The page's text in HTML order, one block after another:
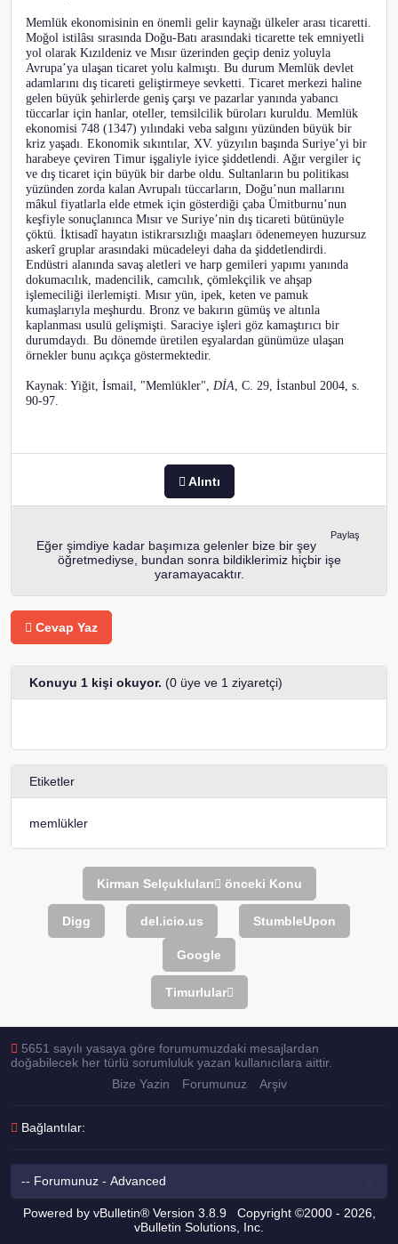
Memlük ekonomisinin en önemli gelir kaynağı ülkeler arası ticaretti.
Moğol istilâsı sırasında Doğu-Batı arasındaki ticarette tek emniyetli
yol olarak Kızıldeniz ve Mısır üzerinden geçip deniz yoluyla
Avrupa’ya ulaşan ticaret yolu kalmıştı. Bu durum Memlük devlet
adamlarını dış ticareti geliştirmeye sevketti. Ticaret merkezi haline
gelen büyük şehirlerde geniş çarşı ve pazarlar yanında yabancı
tüccarlar için hanlar, oteller, temsilcilik büroları kuruldu. Memlük
ekonomisi 748 (1347) yılındaki veba salgını yüzünden büyük bir
kriz yaşadı. Ekonomik sıkıntılar, XV. yüzyılın başında Suriye’yi bir
harabeye çeviren Timur işgaliyle iyice şiddetlendi. Ağır vergiler iç
ve dış ticaret için büyük bir darbe oldu. Sultanların bu politikası
yüzünden zorda kalan Avrupalı tüccarların, Doğu’nun mallarını
mâkul fiyatlarla elde etmek için gösterdiği çaba Ümitburnu’nun
keşfiyle sonuçlanınca Mısır ve Suriye’nin dış ticareti bütünüyle
çöktü. İktisadî hayatın istikrarsızlığı maaşları ödenemeyen huzursuz
askerî gruplar arasındaki mücadeleyi daha da şiddetlendirdi.
Endüstri alanında savaş aletleri ve harp gemileri yapımı yanında
dokumacılık, madencilik, camcılık, çömlekçilik ve ahşap
işlemeciliği ilerlemişti. Mısır yün, ipek, keten ve pamuk
kumaşlarıyla meşhurdu. Bronz ve bakırın gümüş ve altınla
kaplanması usulü gelişmişti. Saraciye işleri göz kamaştırıcı bir
durumdaydı. Bu dönemde üretilen eşyalardan günümüze ulaşan
örnekler bunu açıkça göstermektedir.
Kaynak: Yiğit, İsmail, "Memlükler", DİA , C. 29, İstanbul 2004, s.
90-97.
Alıntı
Paylaş
Eğer şimdiye kadar başımıza gelenler bize bir şey
öğretmediyse, bundan sonra bildiklerimiz hiçbir işe
yaramayacaktır.
Cevap Yaz
Konuyu 1 kişi okuyor. (0 üye ve 1 ziyaretçi)
Etiketler
memlükler
Kirman Selçukluları önceki Konu
Digg del.icio.us StumbleUpon
Google
Timurlular
5651 sayılı yasaya göre forumumuzdaki mesajlardan
doğabilecek her türlü sorumluluk yazan kullanıcılara aittir.
Bize Yazin
Forumunuz Arşiv
Bağlantılar:
Powered by vBulletin® Version 3.8.9 Copyright ©2000 - 2026,
vBulletin Solutions, Inc.